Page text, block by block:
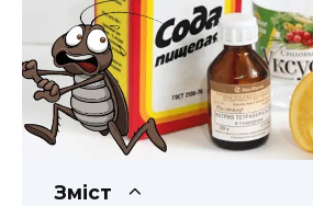
Зміст